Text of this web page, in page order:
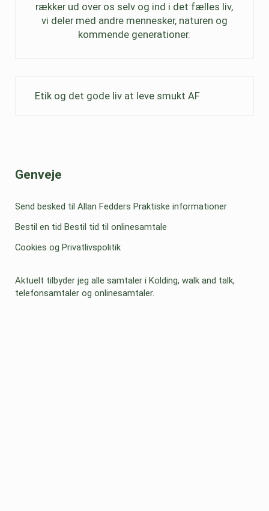
rækker ud over os selv og ind i det fælles liv,
vi deler med andre mennesker, naturen og
kommende generationer.
Etik og det gode liv at leve smukt AF
Sidebar
Genveje
Send besked til Allan Fedders Praktiske informationer
Bestil en tid Bestil tid til onlinesamtale
Cookies og Privatlivspolitik
Aktuelt tilbyder jeg alle samtaler i Kolding, walk and talk,
telefonsamtaler og onlinesamtaler.